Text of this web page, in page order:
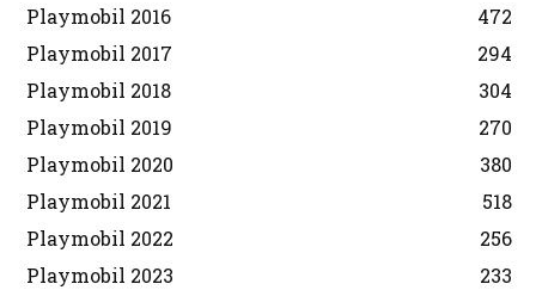
Playmobil 2016
472
Playmobil 2017
294
Playmobil 2018
304
Playmobil 2019
270
Playmobil 2020
380
Playmobil 2021
518
Playmobil 2022
256
Playmobil 2023
233